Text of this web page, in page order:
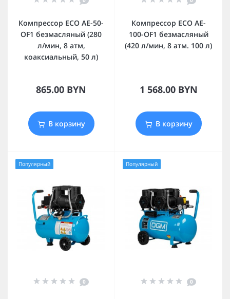
Компрессор ECO AE-50-
OF1 безмасляный (280
л/мин, 8 атм,
коаксиальный, 50 л)
865.00 BYN
В корзину
Компрессор ECO AE-
100-OF1 безмасляный
(420 л/мин, 8 атм. 100 л)
1 568.00 BYN
В корзину
Популярный
0
Популярный
0